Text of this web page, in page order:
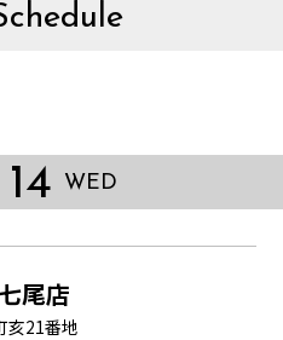
14 WED
尾店
亥21番地